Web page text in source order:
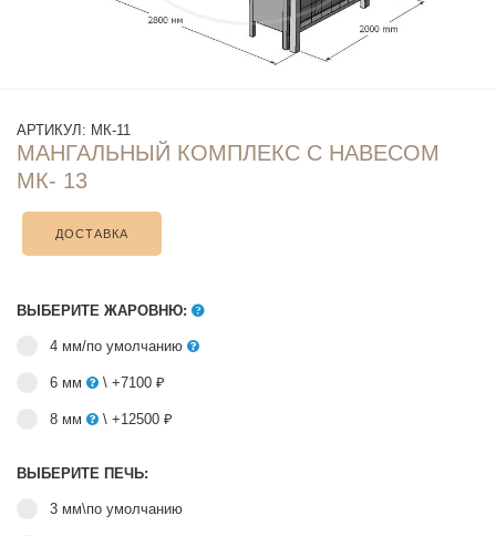
АРТИКУЛ: МК-11
МАНГАЛЬНЫЙ КОМПЛЕКС С НАВЕСОМ
МК- 13
ДОСТАВКА
ВЫБЕРИТЕ ЖАРОВНЮ:
4 мм/по умолчанию
6 мм \ +7100 ₽
8 мм \ +12500 ₽
ВЫБЕРИТЕ ПЕЧЬ:
3 мм\по умолчанию